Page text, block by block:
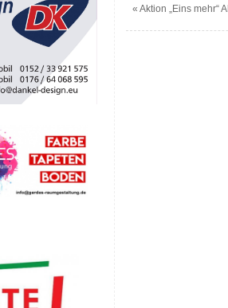
« Aktion „Eins mehr“